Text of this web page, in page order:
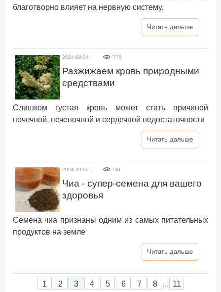
благотворно влияет на нервную систему.
Читать дальше
2024-09-04 | 775
Разжижаем кровь природными
средствами
Слишком густая кровь может стать причиной
почечной, печеночной и сердечной недостаточности
Читать дальше
2024-09-02 | 946
Чиа - супер-семена для вашего
здоровья
Семена чиа признаны одним из самых питательных
продуктов на земле
Читать дальше
1 2 3 4 5 6 7 8 ... 11